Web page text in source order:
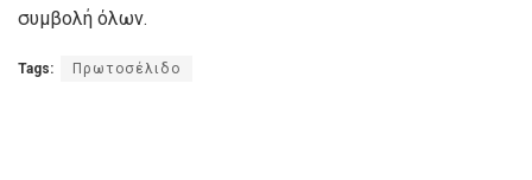
συμβολή όλων.
Tags: Πρωτοσέλιδο